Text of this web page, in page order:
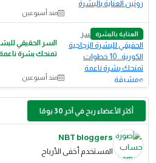
منذ أسبوعين
العناية بالبشرة
تمنحك بشرة
منذ أسبوعين
أكثر الأعضاء ربح في آخر 30 يومًا
NBT bloggers
المستخدم أخفى الأرباح